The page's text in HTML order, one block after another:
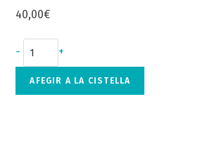
40,00€
- +
AFEGIR A LA CISTELLA